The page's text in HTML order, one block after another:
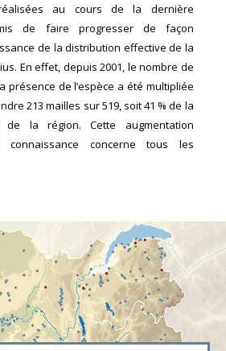
au cours de la dernière
de faire progresser de façon
de la distribution effective de la
En effet, depuis 2001, le nombre de
présence de l’espèce a été multipliée
213 mailles sur 519, soit 41 % de la
de la région. Cette augmentation
concerne tous les